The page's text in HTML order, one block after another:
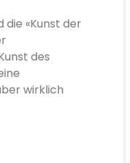
die «Kunst der
des
wirklich